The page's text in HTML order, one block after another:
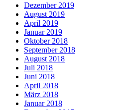
Dezember 2019
August 2019
April 2019
Januar 2019
Oktober 2018
September 2018
August 2018
Juli 2018
Juni 2018
April 2018
März 2018
Januar 2018